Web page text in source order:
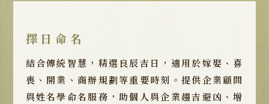
擇日命名
結合傳統智慧，精選良辰吉日，適用於嫁娶、喜
喪、開業、商辦規劃等重要時刻。提供企業顧問
與姓名學命名服務，助個人與企業趨吉避凶、增